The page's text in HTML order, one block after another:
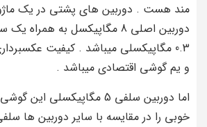
مند هست . دوربین های پشتی در یک
دوربین اصلی 8 مگاپیکسل به
0.3 مگاپیکسلی میباشد . کیفیت
و یم گوشی اقتصادی میباشد .
اما دوربین سلفی 5
خوبی را در مقایسه با سایر دوربین ها